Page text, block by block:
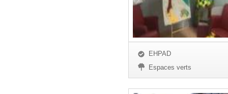
EHPAD
Espaces verts